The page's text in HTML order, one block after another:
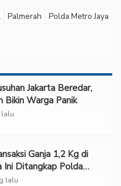
Palmerah Polda Metro Jaya
Jakarta Beredar,
Bikin Warga Panik
lalu
Ganja 1,2 Kg di
Ini Ditangkap Polda
lalu